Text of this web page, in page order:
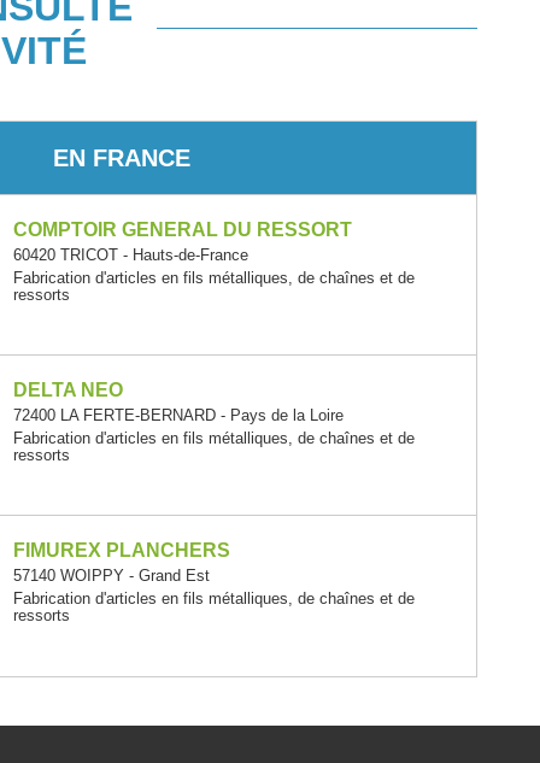
EN FRANCE
COMPTOIR GENERAL DU RESSORT
60420 TRICOT - Hauts-de-France
Fabrication d'articles en fils métalliques, de chaînes et de
ressorts
DELTA NEO
72400 LA FERTE-BERNARD - Pays de la Loire
Fabrication d'articles en fils métalliques, de chaînes et de
ressorts
FIMUREX PLANCHERS
57140 WOIPPY - Grand Est
Fabrication d'articles en fils métalliques, de chaînes et de
ressorts